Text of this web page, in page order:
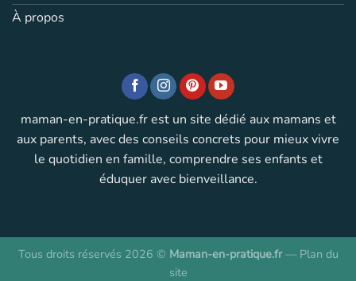
À propos
maman-en-pratique.fr est un site dédié aux mamans et
aux parents, avec des conseils concrets pour mieux vivre
le quotidien en famille, comprendre ses enfants et
éduquer avec bienveillance.
Tous droits réservés 2026 © Maman-en-pratique.fr— Plan du
site